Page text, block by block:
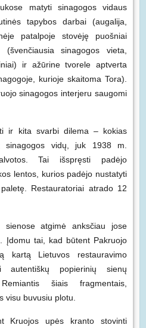
matyti sinagogos vidaus
tapybos darbai (augalija,
patalpoje stovėję puošniai
sinagogos vieta,
ir ažūrine tvorele aptverta
kurioje skaitoma Tora).
sinagogos interjeru saugomi
ir kita svarbi dilema – kokias
sinagogos vidų, juk 1938 m.
Tai išspręsti padėjo
lentos, kurios padėjo nustatyti
Restauratoriai atrado 12
sienose atgimė anksčiau jose
Įdomu tai, kad būtent Pakruojo
kartą Lietuvos restauravimo
autentiškų popierinių sienų
šiais fragmentais,
visu buvusiu plotu.
Kruojos upės kranto stovinti